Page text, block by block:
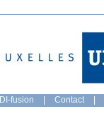
fusion | Contact |